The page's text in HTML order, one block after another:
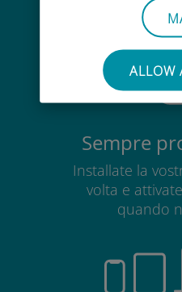
ALLOW
Non è
scheda
Sempre
Installate la
volta e
quando